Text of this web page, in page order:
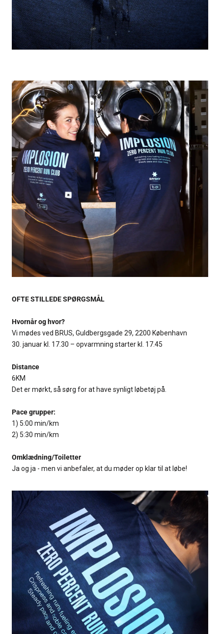
OFTE STILLEDE SPØRGSMÅL
Hvornår og hvor?
Vi mødes ved BRUS, Guldbergsgade 29, 2200 København
30. januar kl. 17.30 – opvarmning starter kl. 17.45
Distance
6KM
Det er mørkt, så sørg for at have synligt løbetøj på.
Pace grupper:
1) 5:00 min/km
2) 5:30 min/km
Omklædning/Toiletter
Ja og ja - men vi anbefaler, at du møder op klar til at løbe!